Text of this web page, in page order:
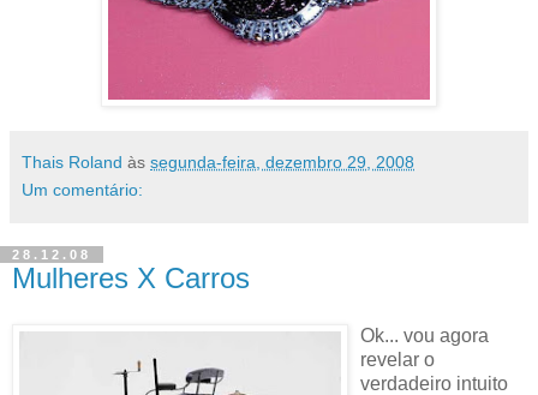
Thais Roland às segunda-feira, dezembro 29, 2008
Um comentário:
28.12.08
Mulheres X Carros
Ok... vou agora
revelar o
verdadeiro intuito